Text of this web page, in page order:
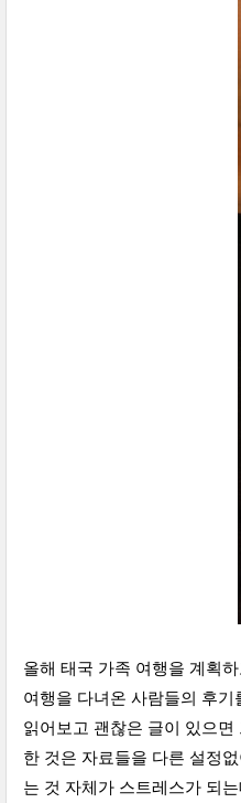
올해 태국 가족 여행을 계획
여행을 다녀온 사람들의 후
읽어보고 괜찮은 글이 있으
한 것은 자료들을 다른 설정
는 것 자체가 스트레스가 되